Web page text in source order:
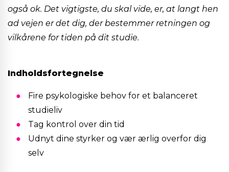
også ok. Det vigtigste, du skal vide, er, at langt hen
ad vejen er det dig, der bestemmer retningen og
vilkårene for tiden på dit studie.
Indholdsfortegnelse
Fire psykologiske behov for et balanceret
studieliv
Tag kontrol over din tid
Udnyt dine styrker og vær ærlig overfor dig
selv